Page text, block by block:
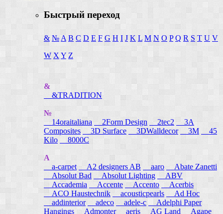
Быстрый переход
& № A B C D E F G H I J K L M N O P Q R S T U V
W X Y Z
&
&TRADITION
№
14oraitaliana
2Form Design 2tec2
3A
Composites
3D Surface 3DWalldecor 3M
45
Kilo
8000C
A
a-carpet
A2 designers AB aaro
Abate Zanetti
Absolut Bad
Absolut Lighting
ABV
Accademia
Accente Accento
Acerbis
ACO Haustechnik
acousticpearls
Ad Hoc
addinterior
adeco adele-c
Adelphi Paper
Hangings Admonter aeris AG Land Agape